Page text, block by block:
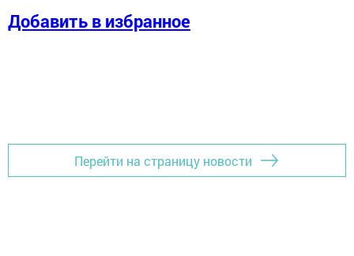
Добавить в избранное
Перейти на страницу новости